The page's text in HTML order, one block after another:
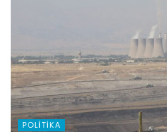
POLITIKA